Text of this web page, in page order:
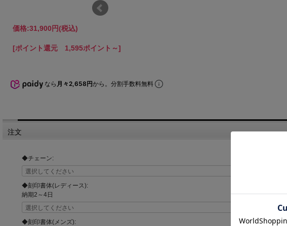
価格:31,900円(税込)
[ポイント還元 1,595ポイント～]
なら 月々2,658円から。分割手数料無料
注文
◆チェーン:
◆刻印書体(レディース):
納期2～4日
◆刻印書体(メンズ):